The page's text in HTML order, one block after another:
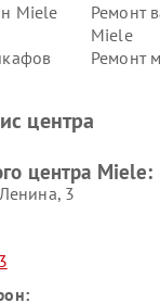
Miele
Ремонт
Miele
Ремонт
центра
центра Miele:
3